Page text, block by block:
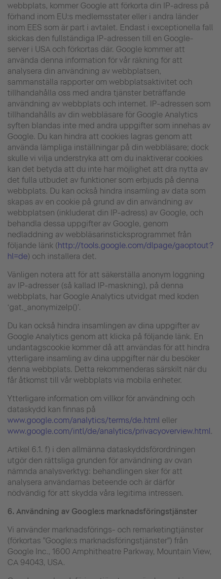
webbplats, kommer Google att förkorta din IP-adress på
förhand inom EU:s medlemsstater eller i andra länder
inom EES som är part i avtalet. Endast i exceptionella fall
skickas den fullständiga IP-adressen till en Google-
server i USA och förkortas där. Google kommer att
använda denna information för vår räkning för att
analysera din användning av webbplatsen,
sammanställa rapporter om webbplatsaktivitet och
tillhandahålla oss med andra tjänster beträffande
användning av webbplats och internet. IP-adressen som
tillhandahålls av din webbläsare för Google Analytics
syften blandas inte med andra uppgifter som innehas av
Google. Du kan hindra att cookies lagras genom att
använda lämpliga inställningar på din webbläsare; dock
skulle vi vilja understryka att om du inaktiverar cookies
kan det betyda att du inte har möjlighet att dra nytta av
det fulla utbudet av funktioner som erbjuds på denna
webbplats. Du kan också hindra insamling av data som
skapas av en cookie på grund av din användning av
webbplatsen (inkluderat din IP-adress) av Google, och
behandla dessa uppgifter av Google, genom
nedladdning av webbläsarinsticksprogrammet från
följande länk (http://tools.google.com/dlpage/gaoptout?
hl=de) och installera det.
Vänligen notera att för att säkerställa anonym loggning
av IP-adresser (så kallad IP-maskning), på denna
webbplats, har Google Analytics utvidgat med koden
‘gat._anonymizeIp()’.
Du kan också hindra insamlingen av dina uppgifter av
Google Analytics genom att klicka på följande länk. En
undantagscookie kommer då att användas för att hindra
ytterligare insamling av dina uppgifter när du besöker
denna webbplats. Detta rekommenderas särskilt när du
får åtkomst till vår webbplats via mobila enheter.
Ytterligare information om villkor för användning och
dataskydd kan finnas på
www.google.com/analytics/terms/de.html eller
www.google.com/intl/de/analytics/privacyoverview.html.
Artikel 6.1. f) i den allmänna dataskyddsförordningen
utgör den rättsliga grunden för användning av ovan
nämnda analysverktyg: behandlingen sker för att
analysera användarnas beteende och är därför
nödvändig för att skydda våra legitima intressen.
6. Användning av Google:s marknadsföringstjänster
Vi använder marknadsförings- och remarketingtjänster
(förkortas "Google:s marknadsföringstjänster") från
Google Inc., 1600 Amphitheatre Parkway, Mountain View,
CA 94043, USA.